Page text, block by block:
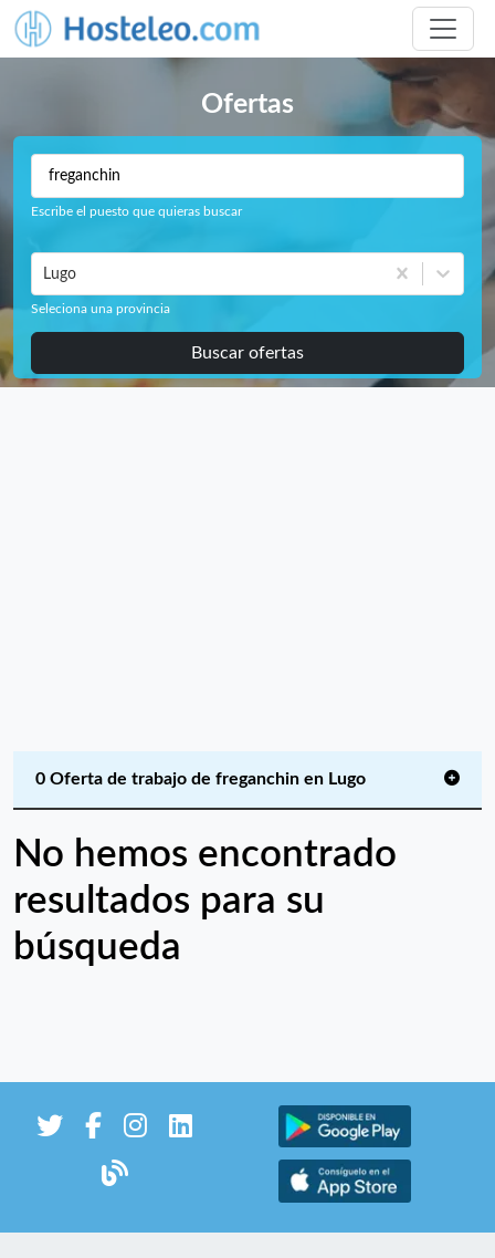
Ofertas
Escribe el puesto que quieras buscar
Lugo
Seleciona una provincia
Buscar ofertas
0 Oferta de trabajo de freganchin en Lugo
No hemos encontrado
resultados para su
búsqueda